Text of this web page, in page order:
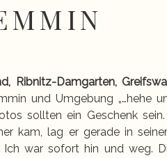
Ribnitz-Damgarten,
und Umgebung „…hehe
sollten ein Geschenk
kam, lag er gerade in
war sofort hin und weg.